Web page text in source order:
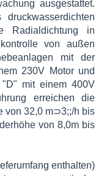
ausgestattet.
Radialdichtung in
von außen
mit der
230V Motor und
"D" mit einem 400V
erreichen die
von 32,0 m⊃3;;/h bis
von 8,0m bis
enthalten)